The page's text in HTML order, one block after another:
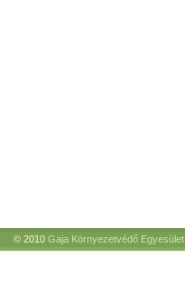
© 2010 Gaja Környezetvédő Egyesület